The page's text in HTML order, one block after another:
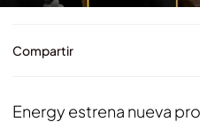
Compartir
Energy estrena nueva